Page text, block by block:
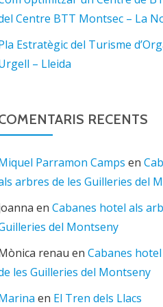
Centre BTT Montsec – La
Estratègic del Turisme
– Lleida
RECENTS
Parramon Camps en
arbres de les Guilleries del
en Cabanes hotel als
del Montseny
renau en Cabanes
les Guilleries del Montseny
en El Tren dels Llacs